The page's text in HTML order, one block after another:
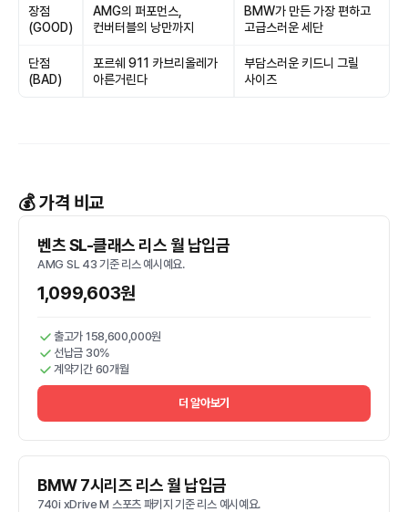
장점
(GOOD)
AMG의 퍼포먼스,
컨버터블의 낭만까지
BMW가 만든 가장 편하고
고급스러운 세단
단점
(BAD)
포르쉐 911 카브리올레가
아른거린다
부담스러운 키드니 그릴
사이즈
💰 가격 비교
벤츠 SL-클래스 리스 월 납입금
AMG SL 43 기준 리스 예시예요.
1,099,603원
출고가 158,600,000원
선납금 30%
계약기간 60개월
더 알아보기
BMW 7시리즈 리스 월 납입금
740i xDrive M 스포츠 패키지 기준 리스 예시예요.